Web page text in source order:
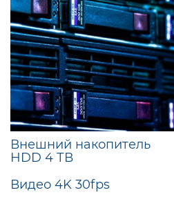
Внешний накопитель
HDD 4 ТВ
Видео 4K 30fps